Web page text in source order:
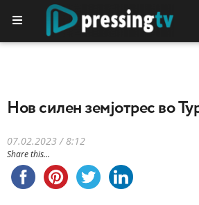
Нов силен земјотрес во
07.02.2023 / 8:12
Share this...